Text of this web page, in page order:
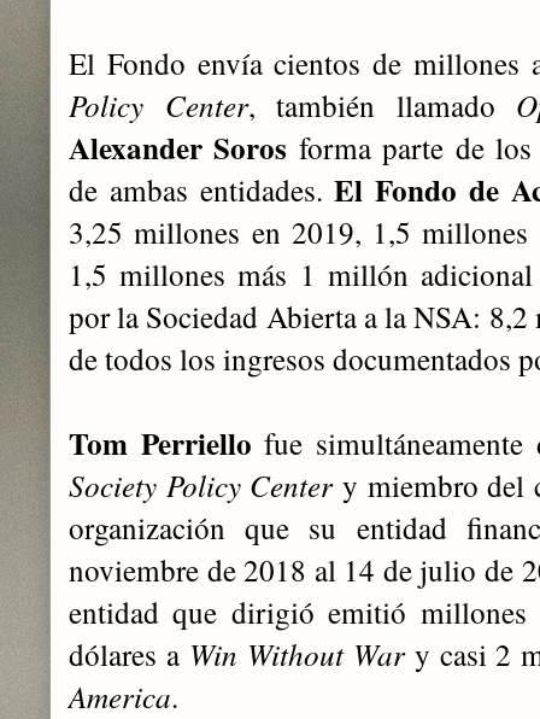
El Fondo envía cientos de millones
Policy Center, también llamado
Alexander Soros forma parte de
de ambas entidades.El Fondo de
3,25 millones en 2019, 1,5
1,5 millones más 1 millón
por la Sociedad Abierta a la NSA:
de todos los ingresos documentados
Tom Perriello fue
Society Policy Centery miembro del
organización que su entidad
noviembre de 2018 al 14 de julio de
entidad que dirigió emitió
dólares a Win Without Wary casi 2
America.